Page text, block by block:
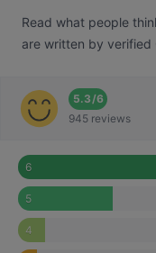
Read what people
are written by verified
5.3/6
945 reviews
6
5
4